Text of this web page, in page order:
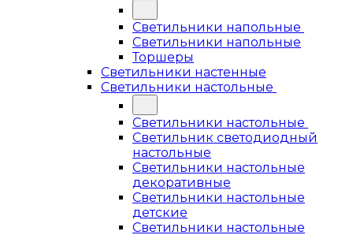
Светильники напольные
Светильники напольные
Торшеры
Светильники настенные
Светильники настольные
Светильники настольные
Светильник светодиодный
настольные
Светильники настольные
декоративные
Светильники настольные
детские
Светильники настольные